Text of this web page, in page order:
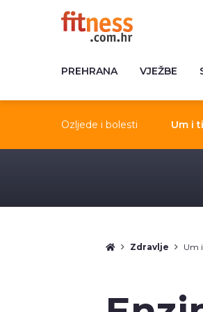
PREHRANA VJEŽBE
Ozljede i bolesti Um i
Zdravlje Um